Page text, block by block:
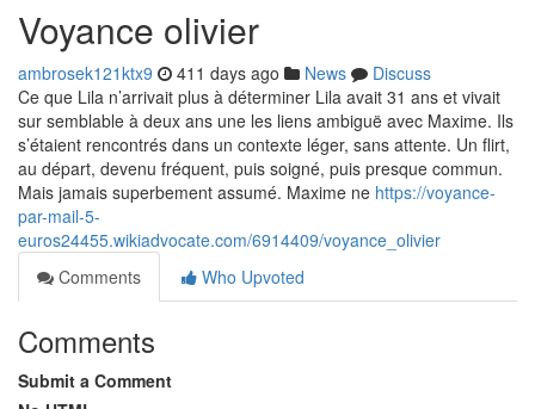
Voyance olivier
ambrosek121ktx9 411 days ago News
Discuss
Ce que Lila n’arrivait plus à déterminer Lila avait 31 ans et vivait
sur semblable à deux ans une les liens ambiguë avec Maxime. Ils
s’étaient rencontrés dans un contexte léger, sans attente. Un flirt,
au départ, devenu fréquent, puis soigné, puis presque commun.
Mais jamais superbement assumé. Maxime ne https://voyance-
par-mail-5-
euros24455.wikiadvocate.com/6914409/voyance_olivier
Comments
Who Upvoted
Comments
Submit a Comment